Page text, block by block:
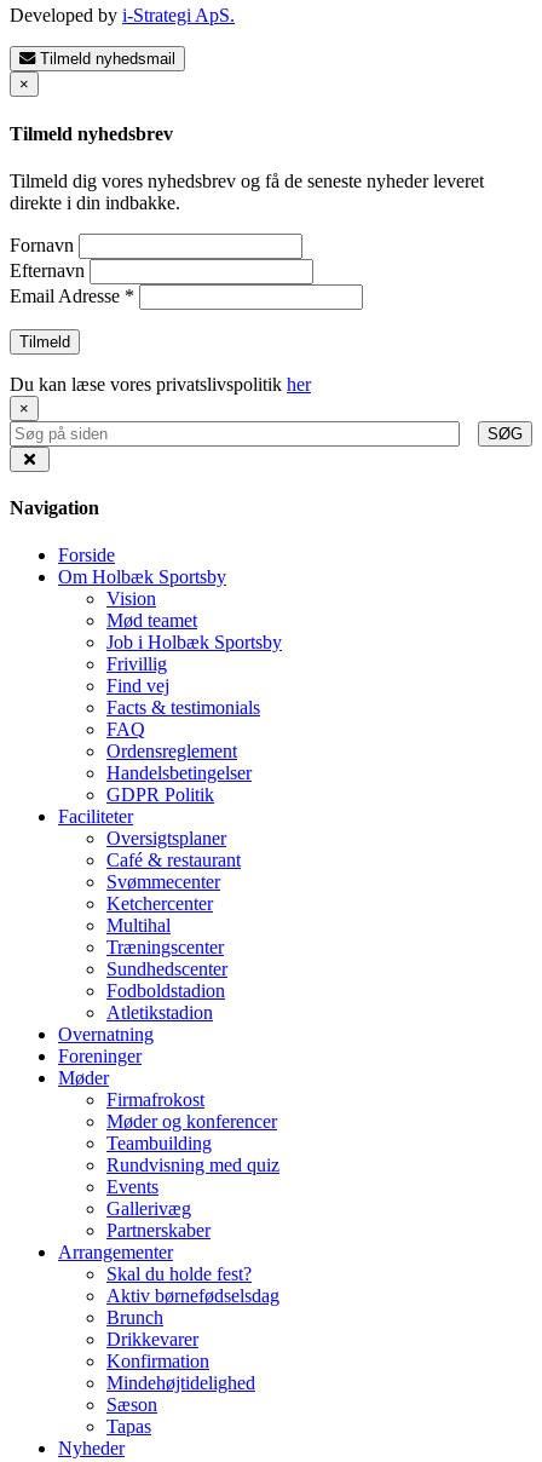
Developed by i-Strategi ApS.
Tilmeld nyhedsmail
×
Tilmeld nyhedsbrev
Tilmeld dig vores nyhedsbrev og få de seneste nyheder leveret
direkte i din indbakke.
Fornavn
Efternavn
Email Adresse *
Du kan læse vores privatslivspolitik her
×
SØG
Navigation
Forside
Om Holbæk Sportsby
Vision
Mød teamet
Job i Holbæk Sportsby
Frivillig
Find vej
Facts & testimonials
FAQ
Ordensreglement
Handelsbetingelser
GDPR Politik
Faciliteter
Oversigtsplaner
Café & restaurant
Svømmecenter
Ketchercenter
Multihal
Træningscenter
Sundhedscenter
Fodboldstadion
Atletikstadion
Overnatning
Foreninger
Møder
Firmafrokost
Møder og konferencer
Teambuilding
Rundvisning med quiz
Events
Gallerivæg
Partnerskaber
Arrangementer
Skal du holde fest?
Aktiv børnefødselsdag
Brunch
Drikkevarer
Konfirmation
Mindehøjtidelighed
Sæson
Tapas
Nyheder